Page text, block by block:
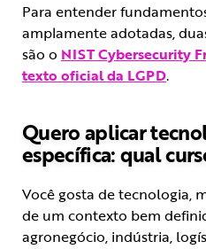
Para entender
amplamente adotadas,
são o NIST Cybersecurity
texto oficial da LGPD.
Quero aplicar
específica: qual
Você gosta de tecnologia,
de um contexto bem
agronegócio, indústria,